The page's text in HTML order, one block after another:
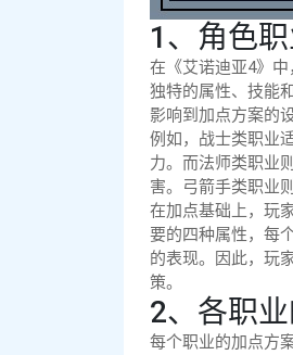
1、角色
在《艾诺迪亚4》
独特的属性、技能
影响到加点方案的
例如，战士类职业
力。而法师类职业
害。弓箭手类职业
在加点基础上，玩
要的四种属性，每
的表现。因此，玩
策。
2、各职
每个职业的加点方